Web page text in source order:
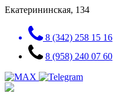
Екатерининская, 134
8 (342) 258 15 16
8 (958) 240 07 60